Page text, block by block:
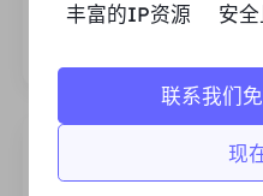
不断努力扩大现有的
丰富的IP资源 安
现
联系我们